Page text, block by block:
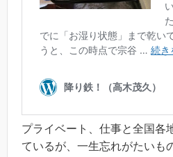
プライベート、仕事と全国各
ているが、一生忘れがたいも